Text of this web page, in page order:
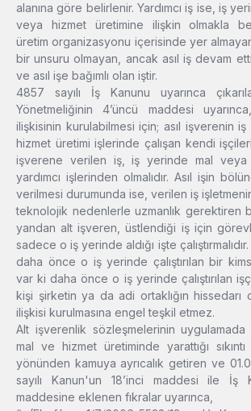
alanına göre belirlenir. Yardımcı iş ise, iş
veya hizmet üretimine ilişkin olmakla
üretim organizasyonu içerisinde yer
bir unsuru olmayan, ancak asıl iş devam
ve asıl işe bağımlı olan iştir.
4857 sayılı İş Kanunu uyarınca
Yönetmeliğinin 4’üncü maddesi
ilişkisinin kurulabilmesi için; asıl işverenin
hizmet üretimi işlerinde çalışan kendi
işverene verilen iş, iş yerinde mal veya
yardımcı işlerinden olmalıdır. Asıl işin
verilmesi durumunda ise, verilen iş
teknolojik nedenlerle uzmanlık gerektiren
yandan alt işveren, üstlendiği iş için
sadece o iş yerinde aldığı işte
daha önce o iş yerinde çalıştırılan bir
var ki daha önce o iş yerinde çalıştırılan
kişi şirketin ya da adi ortaklığın hissedarı
ilişkisi kurulmasına engel teşkil etmez.
Alt işverenlik sözleşmelerinin uygulamada
mal ve hizmet üretiminde yarattığı
yönünden kamuya ayrıcalık getiren ve
sayılı Kanun'un 18’inci maddesi ile İş
maddesine eklenen fıkralar uyarınca,